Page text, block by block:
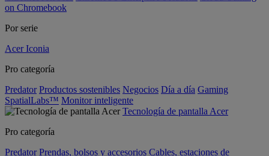
on Chromebook
Por serie
Acer Iconia
Pro categoría
Predator Productos sostenibles Negocios Día a día Gaming
SpatialLabs™ Monitor inteligente
Tecnología de pantalla Acer
Pro categoría
Predator Prendas, bolsos y accesorios Cables, estaciones de